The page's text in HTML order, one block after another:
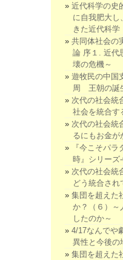
近代科学の史
に自我肥大し
きた近代科学
共同体社会の
論 序１. 近代
壊の危機～
遊牧民の中国
周 王朝の誕
次代の社会統
社会を統合す
次代の社会統
るにもお金が
『今こそパ
時』シリーズ
次代の社会統
どう統合され
集団を超えた
か？（６）～
したのか～
4/17なんでや
異性と今後の
集団を超えた